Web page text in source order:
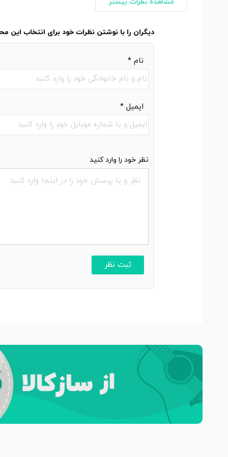
دیگران را با نوشتن نظرات خود برای انتخاب این
نام*
ایمیل*